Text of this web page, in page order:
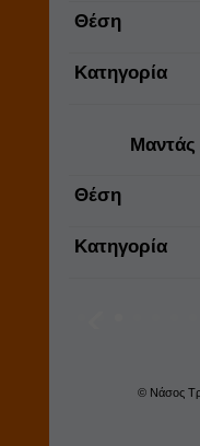
Θέση
Κατηγορία
Μαντάς
Θέση
Κατηγορία
© Νάσος